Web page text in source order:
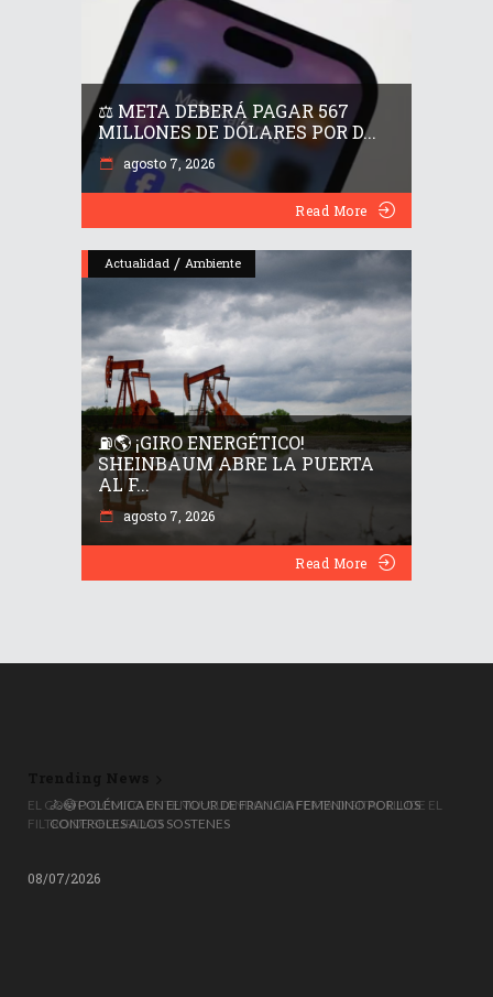
⚖️ META DEBERÁ PAGAR 567
MILLONES DE DÓLARES POR D...
agosto 7, 2026
Read More
Actualidad / Ambiente
⛽🌎 ¡GIRO ENERGÉTICO!
SHEINBAUM ABRE LA PUERTA
AL F...
agosto 7, 2026
Read More
EL COSTO OCULTO DE TEMU: CUANDO LA OFERTA DIGITAL ELUDE EL
FILTRO DE SEGURIDAD
08/07/2026